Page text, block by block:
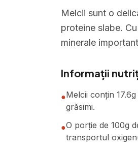
Melcii sunt o
proteine slabe.
minerale
Informații
●Melcii conțin
grăsimi.
●O porție de 100g
transportul